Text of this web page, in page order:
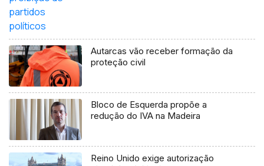
Autarcas vão receber formação da
proteção civil
Bloco de Esquerda propõe a
redução do IVA na Madeira
Reino Unido exige autorização